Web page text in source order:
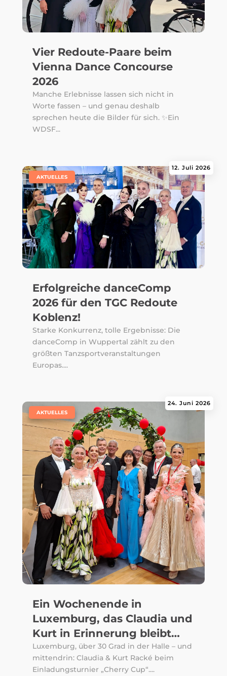
Vier Redoute-Paare beim
Vienna Dance Concourse
2026
Manche Erlebnisse lassen sich nicht in
Worte fassen – und genau deshalb
sprechen heute die Bilder für sich. ✨Ein
WDSF...
Erfolgreiche danceComp
2026 für den TGC Redoute
Koblenz!
12. Juli 2026
AKTUELLES
Starke Konkurrenz, tolle Ergebnisse: Die
danceComp in Wuppertal zählt zu den
größten Tanzsportveranstaltungen
Europas....
Ein Wochenende in
Luxemburg, das Claudia und
Kurt in Erinnerung bleibt…
24. Juni 2026
AKTUELLES
Luxemburg, über 30 Grad in der Halle – und
mittendrin: Claudia & Kurt Racké beim
Einladungsturnier „Cherry Cup“....